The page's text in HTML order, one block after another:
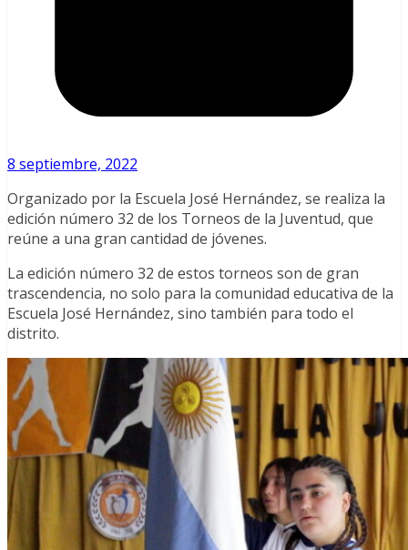
8 septiembre, 2022
Organizado por la Escuela José Hernández, se realiza la
edición número 32 de los Torneos de la Juventud, que
reúne a una gran cantidad de jóvenes.
La edición número 32 de estos torneos son de gran
trascendencia, no solo para la comunidad educativa de la
Escuela José Hernández, sino también para todo el
distrito.